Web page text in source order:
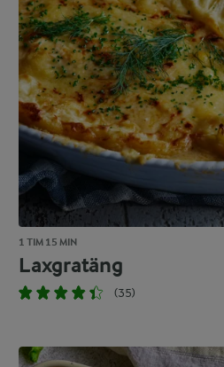
1 TIM 15 MIN
Laxgratäng
(35)